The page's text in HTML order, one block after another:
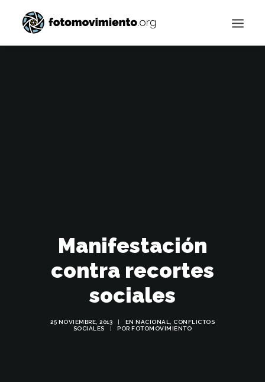
Manifestación
contra recortes
sociales
25 NOVIEMBRE, 2013 | EN NACIONAL
CONFLICTOS
SOCIALES
| PORFOTOMOVIMIENTO